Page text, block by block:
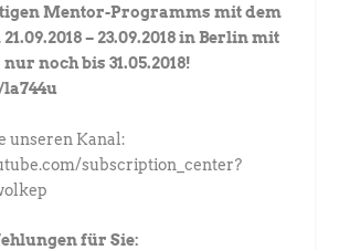
Mentor-Programms mit dem
– 23.09.2018 in Berlin mit
noch bis 31.05.2018!
unseren Kanal:
subscription_center?
für Sie: